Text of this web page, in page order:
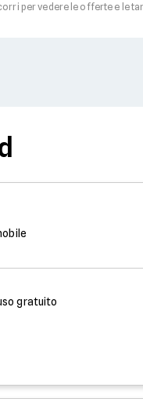
per vedere le offerte e le
gratuito